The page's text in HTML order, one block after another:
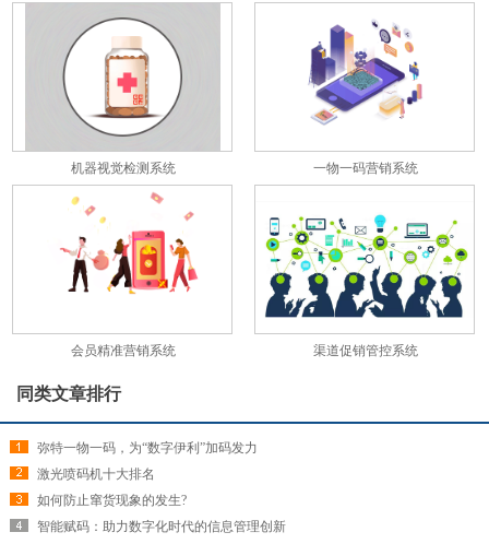
机器视觉检测系统 一物一码营销系统
会员精准营销系统 渠道促销管控系统
同类文章排行
弥特一物一码，为“数字伊利”加码发力
激光喷码机十大排名
如何防止窜货现象的发生?
智能赋码：助力数字化时代的信息管理创新